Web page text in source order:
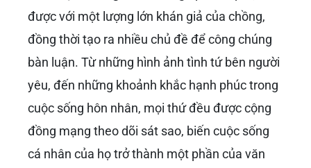
được với một lượng lớn khán giả của chồng,
đồng thời tạo ra nhiều chủ đề để công chúng
bàn luận. Từ những hình ảnh tình tứ bên người
yêu, đến những khoảnh khắc hạnh phúc trong
cuộc sống hôn nhân, mọi thứ đều được cộng
đồng mạng theo dõi sát sao, biến cuộc sống
cá nhân của họ trở thành một phần của văn